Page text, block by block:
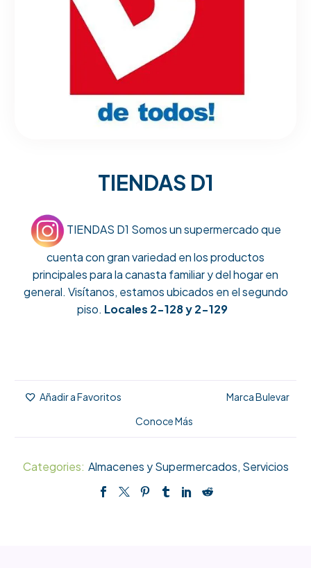
TIENDAS D1
TIENDAS D1 Somos un supermercado que
cuenta con gran variedad en los productos
principales para la canasta familiar y del hogar en
general. Visítanos, estamos ubicados en el segundo
piso. Locales 2-128 y 2-129
Añadir a Favoritos
Marca Bulevar
Conoce Más
Categories: Almacenes y Supermercados, Servicios